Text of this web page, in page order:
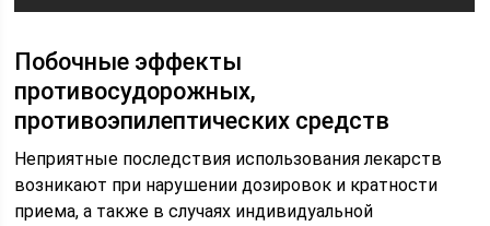
Побочные эффекты
противосудорожных,
противоэпилептических средств
Неприятные последствия использования лекарств
возникают при нарушении дозировок и кратности
приема, а также в случаях индивидуальной